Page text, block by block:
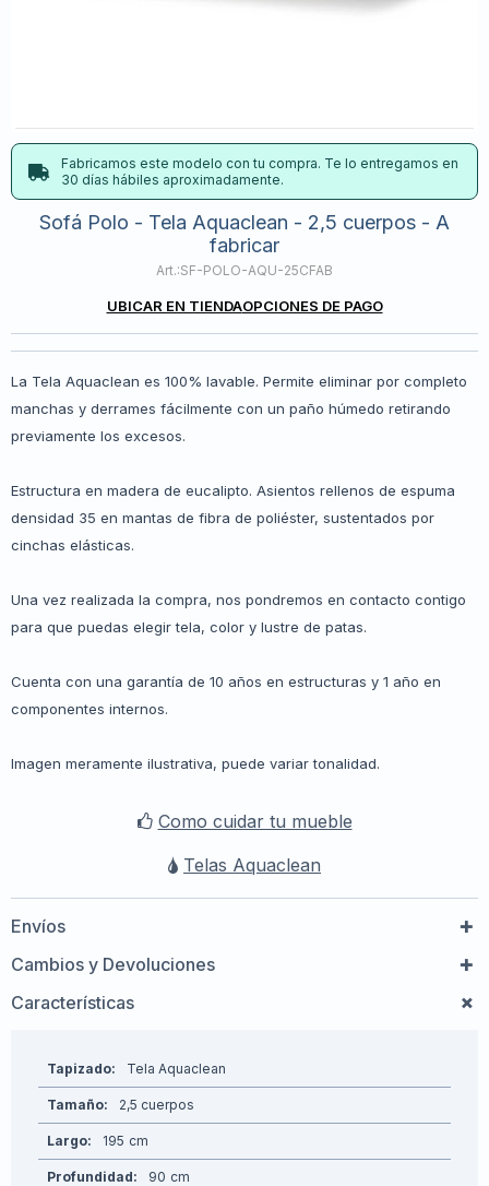
Fabricamos este modelo con tu compra. Te lo entregamos en
30 días hábiles aproximadamente.
Sofá Polo - Tela Aquaclean - 2,5 cuerpos - A
fabricar
SF-POLO-AQU-25CFAB
UBICAR EN TIENDAOPCIONES DE PAGO
La Tela Aquaclean es 100% lavable. Permite eliminar por completo
manchas y derrames fácilmente con un paño húmedo retirando
previamente los excesos.
Estructura en madera de eucalipto. Asientos rellenos de espuma
densidad 35 en mantas de fibra de poliéster, sustentados por
cinchas elásticas.
Una vez realizada la compra, nos pondremos en contacto contigo
para que puedas elegir tela, color y lustre de patas.
Cuenta con una garantía de 10 años en estructuras y 1 año en
componentes internos.
Imagen meramente ilustrativa, puede variar tonalidad.
Como cuidar tu mueble
Telas Aquaclean
Envíos
Cambios y Devoluciones
Características
Tapizado Tela Aquaclean
Tamaño 2,5 cuerpos
Largo 195
Profundidad 90